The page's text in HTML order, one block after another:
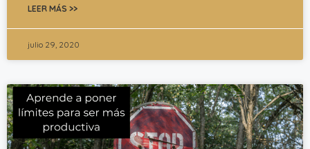
LEER MÁS >>
julio 29, 2020